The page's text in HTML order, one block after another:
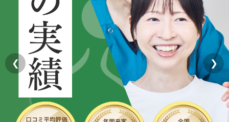
四十肩・五十肩
膝痛・関節痛
股関節の痛み
産後の不調・体型の崩れ
STORE 店舗一覧
AREA エリアから探す
北海道
札幌エリア（13院）
東北
仙台エリア（4院）
ABOUT US 私たちについて
こころ整体院グループについて
初めての方へ
giversメソッドGIFT
ご予約はこちら
❮ ❯